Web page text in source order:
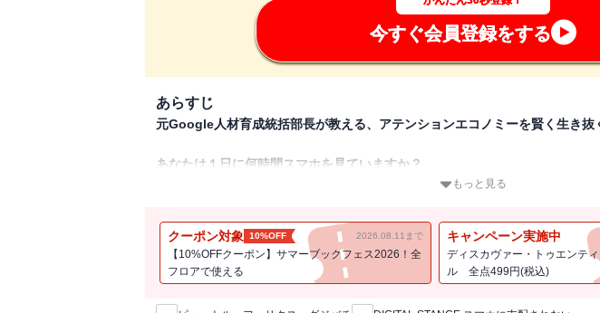
今すぐ会員登録をする
あらすじ
元Google人材育成統括部長が教える、アテンションエコノミーを賢く生き抜
あなたは１日に何時間スマホを見ていますか？
10～20代では、それが4～5時間に達することも。あなた自身はどうでしょう
□食事中や会話中に無意識にスマホを確認することがある
□通知がないか気になって、10分以上集中できないことがある
□朝起きて最初にすることは、スマホの画面を見ることだ
もっと見る
クーポン対象 10%OFF 2026.08.11まで
【10%OFFクーポン】サマーブックフェス2026！全
フロアで使える
キャンペーン実施中
ディスカヴァー・トゥエンテ
ル 全点499円(税込)
新刊通知